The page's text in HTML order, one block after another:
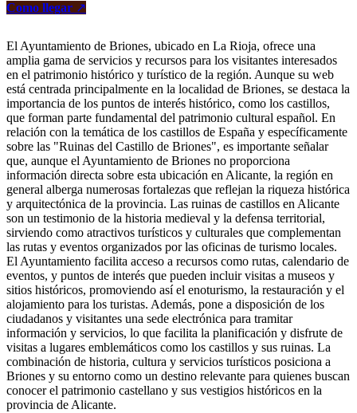
Como llegar ↗
El Ayuntamiento de Briones, ubicado en La Rioja, ofrece una
amplia gama de servicios y recursos para los visitantes interesados
en el patrimonio histórico y turístico de la región. Aunque su web
está centrada principalmente en la localidad de Briones, se destaca la
importancia de los puntos de interés histórico, como los castillos,
que forman parte fundamental del patrimonio cultural español. En
relación con la temática de los castillos de España y específicamente
sobre las "Ruinas del Castillo de Briones", es importante señalar
que, aunque el Ayuntamiento de Briones no proporciona
información directa sobre esta ubicación en Alicante, la región en
general alberga numerosas fortalezas que reflejan la riqueza histórica
y arquitectónica de la provincia. Las ruinas de castillos en Alicante
son un testimonio de la historia medieval y la defensa territorial,
sirviendo como atractivos turísticos y culturales que complementan
las rutas y eventos organizados por las oficinas de turismo locales.
El Ayuntamiento facilita acceso a recursos como rutas, calendario de
eventos, y puntos de interés que pueden incluir visitas a museos y
sitios históricos, promoviendo así el enoturismo, la restauración y el
alojamiento para los turistas. Además, pone a disposición de los
ciudadanos y visitantes una sede electrónica para tramitar
información y servicios, lo que facilita la planificación y disfrute de
visitas a lugares emblemáticos como los castillos y sus ruinas. La
combinación de historia, cultura y servicios turísticos posiciona a
Briones y su entorno como un destino relevante para quienes buscan
conocer el patrimonio castellano y sus vestigios históricos en la
provincia de Alicante.